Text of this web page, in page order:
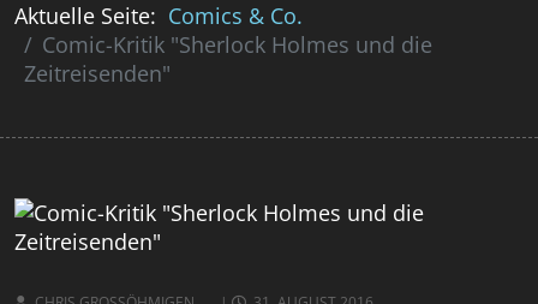
Aktuelle Seite: Comics & Co.
Comic-Kritik "Sherlock Holmes und die
Zeitreisenden"